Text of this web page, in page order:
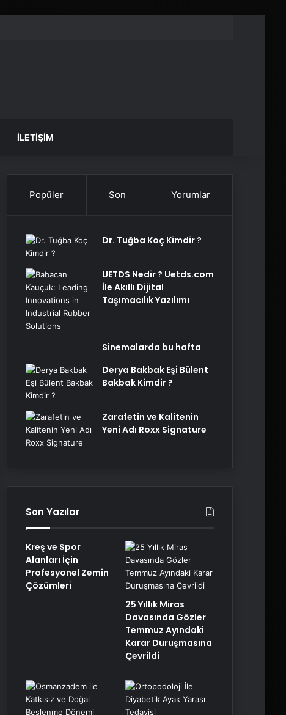
İLETIŞIM
Popüler Son Yorumlar
Dr. Tuğba Koç Kimdir ?
UETDS Nedir ? Uetds.com
İle Akıllı Dijital
Taşımacılık Yazılımı
Sinemalarda bu hafta
Derya Bakbak Eşi Bülent
Bakbak Kimdir ?
Zarafetin ve Kalitenin
Yeni Adı Roxx Signature
Son Yazılar
Kreş ve Spor
Alanları İçin
Profesyonel Zemin
Çözümleri
25 Yıllık Miras
Davasında Gözler
Temmuz Ayındaki
Karar Duruşmasına
Çevrildi